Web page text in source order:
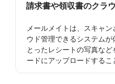
請求書や領収書のクラ
メールメイトは、スキャ
ウド管理できるシステム
とったレシートの写真な
ードにアップロードするこ